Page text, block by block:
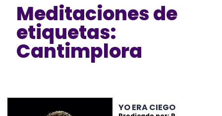
Meditaciones de
etiquetas:
Cantimplora
YO ERA CIEGO